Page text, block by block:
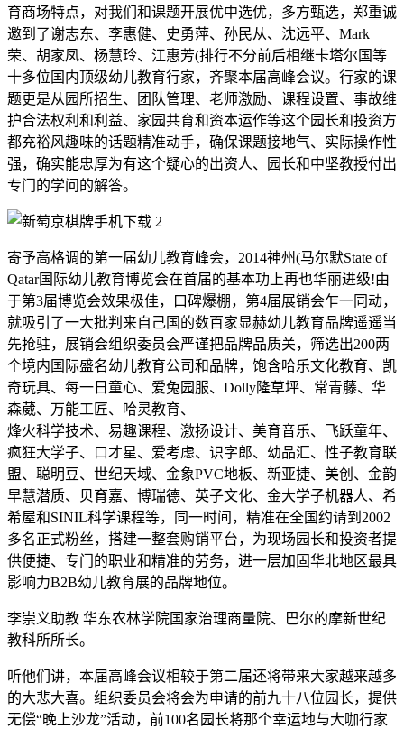
育商场特点，对我们和课题开展优中选优，多方甄选，郑重诚
邀到了谢志东、李惠健、史勇萍、孙民从、沈远平、Mark
荣、胡家凤、杨慧玲、江惠芳(排行不分前后相继卡塔尔国等
十多位国内顶级幼儿教育行家，齐聚本届高峰会议。行家的课
题更是从园所招生、团队管理、老师激励、课程设置、事故维
护合法权利和利益、家园共育和资本运作等这个园长和投资方
都充裕风趣味的话题精准动手，确保课题接地气、实际操作性
强，确实能忠厚为有这个疑心的出资人、园长和中坚教授付出
专门的学问的解答。
寄予高格调的第一届幼儿教育峰会，2014神州(马尔默State of
Qatar国际幼儿教育博览会在首届的基本功上再也华丽进级!由
于第3届博览会效果极佳，口碑爆棚，第4届展销会乍一同动，
就吸引了一大批判来自己国的数百家显赫幼儿教育品牌遥遥当
先抢驻，展销会组织委员会严谨把品牌品质关，筛选出200两
个境内国际盛名幼儿教育公司和品牌，饱含哈乐文化教育、凯
奇玩具、每一日童心、爱兔园服、Dolly隆草坪、常青藤、华
森葳、万能工匠、哈灵教育、
烽火科学技术、易趣课程、激扬设计、美育音乐、飞跃童年、
疯狂大学子、口才星、爱考虑、识字郎、幼品汇、性子教育联
盟、聪明豆、世纪天域、金象PVC地板、新亚捷、美创、金韵
早慧潜质、贝育嘉、博瑞德、英子文化、金大学子机器人、希
希屋和SINIL科学课程等，同一时间，精准在全国约请到2002
多名正式粉丝，搭建一整套购销平台，为现场园长和投资者提
供便捷、专门的职业和精准的劳务，进一层加固华北地区最具
影响力B2B幼儿教育展的品牌地位。
李崇义助教 华东农林学院国家治理商量院、巴尔的摩新世纪
教科所所长。
听他们讲，本届高峰会议相较于第二届还将带来大家越来越多
的大悲大喜。组织委员会将会为申请的前九十八位园长，提供
无偿“晚上沙龙”活动，前100名园长将那个幸运地与大咖行家